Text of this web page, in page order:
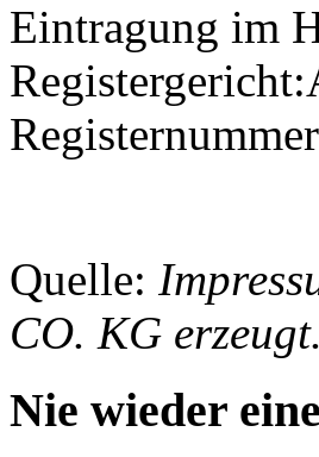
Eintragung im
Quelle:
CO. KG erzeugt.
Nie wieder